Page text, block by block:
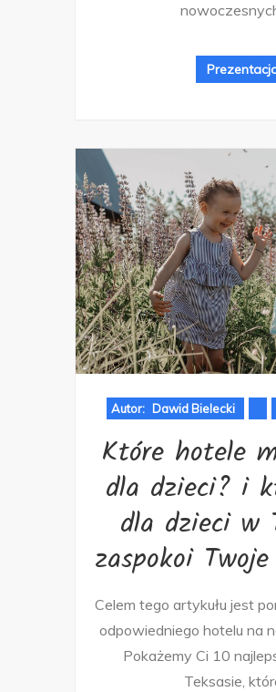
Autor: Dawid Bielecki
Które hotele
dla dzieci? i
dla dzieci w
zaspokoi
Celem tego artykułu jest
odpowiedniego hotelu na
Pokażemy Ci 10
Teksasie,